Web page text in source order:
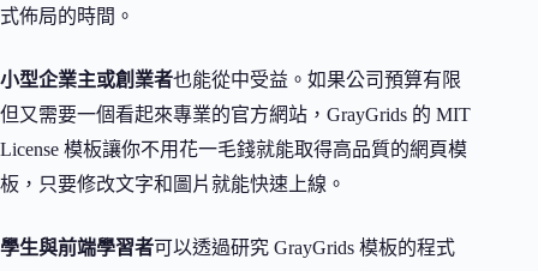
式佈局的時間。
小型企業主或創業者也能從中受益。如果公司預算有限
但又需要一個看起來專業的官方網站，GrayGrids 的 MIT
License 模板讓你不用花一毛錢就能取得高品質的網頁模
板，只要修改文字和圖片就能快速上線。
學生與前端學習者可以透過研究 GrayGrids 模板的程式